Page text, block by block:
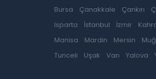
Bursa
Çanakkale Çankırı
Isparta
İstanbul İzmir
Manisa
Mardin Mersin
Tunceli
Uşak Van Yalova